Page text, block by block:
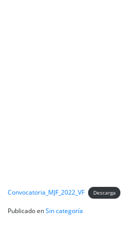
Convocatoria_MJF_2022_VF Descarga
Publicado enSin categoría